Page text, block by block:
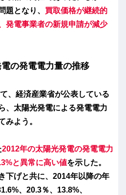
題となり、 買取価格が継続的
発電事業者の新規申請が減少
の発電電力量の推移
、経済産業省が公表している
、太陽光発電による発電電力
みよう。
2012年の太陽光発電の発電電力
と異常に高い値を示した。
下げと共に、2014年以降の年
、20.3％、13.8%、